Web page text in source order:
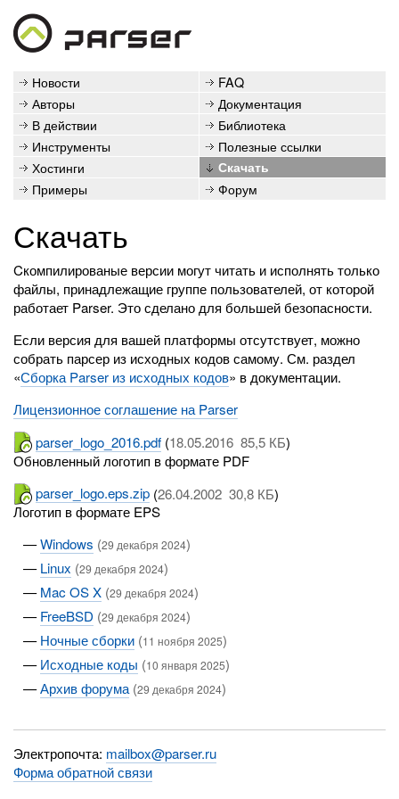
Новости
FAQ
Авторы
Документация
В действии
Библиотека
Инструменты
Полезные ссылки
Хостинги
Скачать
Примеры Форум
Скачать
Cкомпилированые версии могут читать и исполнять только
файлы, принадлежащие группе пользователей, от которой
работает Parser. Это сделано для большей безопасности.
Если версия для вашей платформы отсутствует, можно
собрать парсер из исходных кодов самому. См. раздел
«Сборка Parser из исходных кодов» в документации.
Лицензионное соглашение на Parser
parser_logo_2016.pdf (18.05.2016 85,5 КБ)
Обновленный логотип в формате PDF
parser_logo.eps.zip (26.04.2002 30,8 КБ)
Логотип в формате EPS
Windows (29 декабря 2024)
Linux (29 декабря 2024)
Mac OS X (29 декабря 2024)
FreeBSD (29 декабря 2024)
Ночные сборки (11 ноября 2025)
Исходные коды (10 января 2025)
Архив форума(29 декабря 2024)
Электропочта: mailbox@parser.ru
Форма обратной связи